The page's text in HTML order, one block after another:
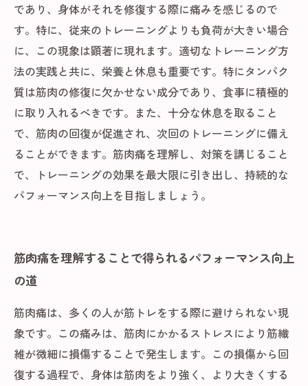
であり、身体がそれを修復する際に痛みを感じるので
す。特に、従来のトレーニングよりも負荷が大きい場合
に、この現象は顕著に現れます。適切なトレーニング方
法の実践と共に、栄養と休息も重要です。特にタンパク
質は筋肉の修復に欠かせない成分であり、食事に積極的
に取り入れるべきです。また、十分な休息を取ること
で、筋肉の回復が促進され、次回のトレーニングに備え
ることができます。筋肉痛を理解し、対策を講じること
で、トレーニングの効果を最大限に引き出し、持続的な
パフォーマンス向上を目指しましょう。
筋肉痛を理解することで得られるパフォーマンス向上
の道
筋肉痛は、多くの人が筋トレをする際に避けられない現
象です。この痛みは、筋肉にかかるストレスにより筋繊
維が微細に損傷することで発生します。この損傷から回
復する過程で、身体は筋肉をより強く、より大きくする